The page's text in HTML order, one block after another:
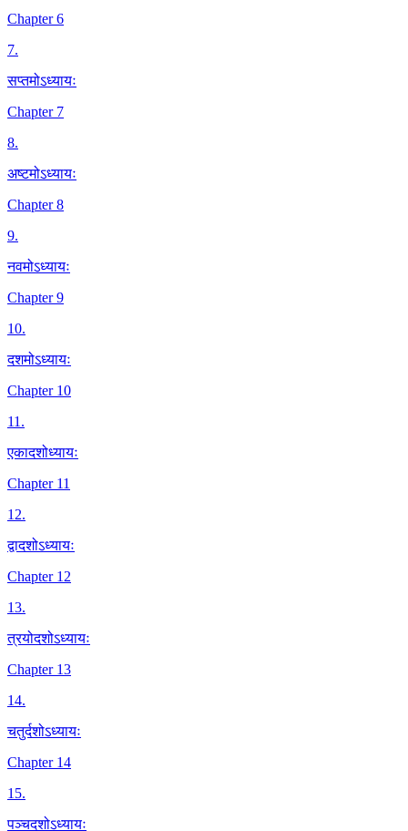
Chapter 6
7.
सप्तमोऽध्यायः
Chapter 7
8.
अष्टमोऽध्यायः
Chapter 8
9.
नवमोऽध्यायः
Chapter 9
10.
दशमोऽध्यायः
Chapter 10
11.
एकादशोध्यायः
Chapter 11
12.
द्वादशोऽध्यायः
Chapter 12
13.
त्रयोदशोऽध्यायः
Chapter 13
14.
चतुर्दशोऽध्यायः
Chapter 14
15.
पञ्चदशोऽध्यायः